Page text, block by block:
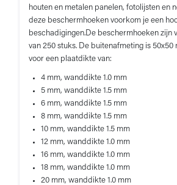
houten en metalen panelen, fotolijsten en
deze beschermhoeken voorkom je een
beschadigingen.De beschermhoeken zijn
van 250 stuks. De buitenafmeting is 50x50
voor een plaatdikte van:
4 mm, wanddikte 1.0 mm
5 mm, wanddikte 1.5 mm
6 mm, wanddikte 1.5 mm
8 mm, wanddikte 1.5 mm
10 mm, wanddikte 1.5 mm
12 mm, wanddikte 1.0 mm
16 mm, wanddikte 1.0 mm
18 mm, wanddikte 1.0 mm
20 mm, wanddikte 1.0 mm